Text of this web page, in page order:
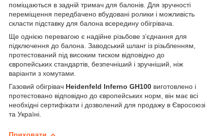
поміщаються в задній тримач для балонів. Для зручності
переміщення передбачено вбудовані ролики і можливість
скласти підставку для балона всередину обігрівача.
Ще однією перевагою є надійне різьбове з’єднання для
підключення до балона. Заводський шланг із різьбленням,
протестований під високим тиском відповідно до
європейських стандартів, безпечніший і зручніший, ніж
варіанти з хомутами.
Газовий обігрівач Heidenfeld Inferno GH100 виготовлено і
протестовано відповідно до європейських норм, він має всі
необхідні сертифікати і дозволений для продажу в Євросоюзі
та Україні.
Приховати